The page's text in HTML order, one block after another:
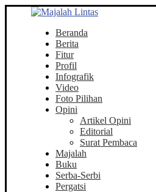
Beranda
Berita
Fitur
Profil
Infografik
Video
Foto Pilihan
Opini
Artikel Opini
Editorial
Surat Pembaca
Majalah
Buku
Serba-Serbi
Pergatsi